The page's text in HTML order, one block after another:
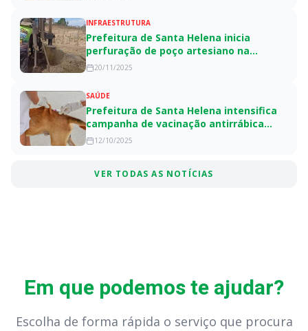
INFRAESTRUTURA
Prefeitura de Santa Helena inicia
perfuração de poço artesiano na
comunidade Malhada Bonita
20/11/2025
SAÚDE
Prefeitura de Santa Helena intensifica
campanha de vacinação antirrábica
para cães e gatos
12/10/2025
VER TODAS AS NOTÍCIAS
Em que podemos te ajudar?
Escolha de forma rápida o serviço que procura